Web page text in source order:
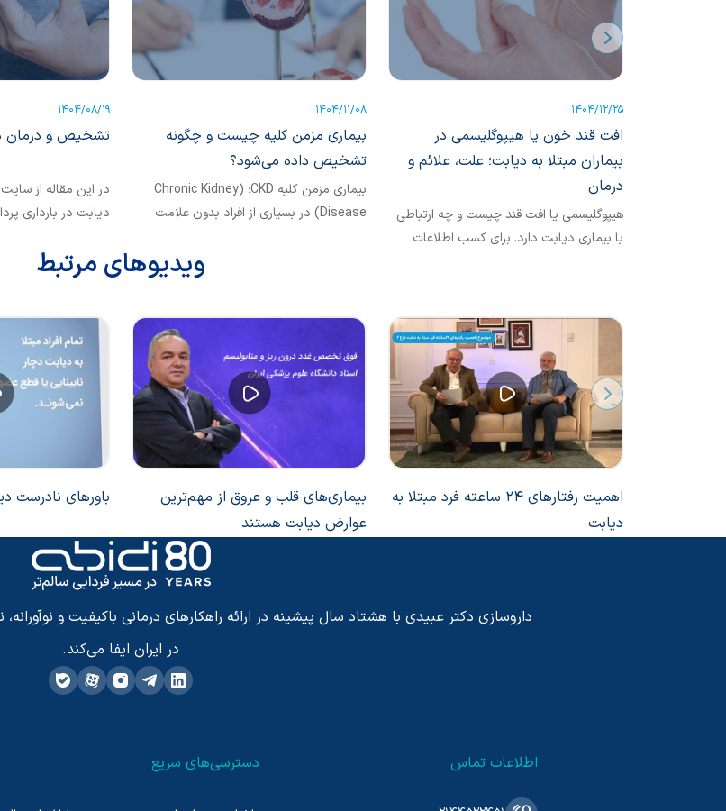
1404/12/25
افت قند خون یا هیپوگلیسمی در
بیماران مبتلا به دیابت؛ علت، علائم و
درمان
هیپوگلیسمی یا افت قند چیست و چه ارتباطی
با بیماری دیابت دارد. برای کسب اطلاعات
1404/11/08
بیماری مزمن کلیه چیست و چگونه
تشخیص داده می‌شود؟
بیماری مزمن کلیه CKD؛ (Chronic Kidney
Disease) در بسیاری از افراد بدون علامت
1404/08/19
تشخیص و درمان
در این مقاله از
دیابت در بارداری
بررسی کرده‌ایم.
ویدیوهای مرتبط
اهمیت رفتارهای 24 ساعته فرد مبتلا به
دیابت
بیماری‌های قلب و عروق از مهم‌ترین
عوارض دیابت هستند
باورهای نادرست
داروسازی دکتر عبیدی با هشتاد سال پیشینه در ارائه راهکارهای درمانی باکیفیت و
در ایران ایفا می‌کند.
اطلاعات تماس دسترسی‌های سریع